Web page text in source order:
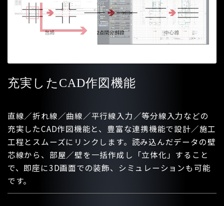
充実したCAD作図機能
直線／折れ線／曲線／平行線入力／等分線入力などの
充実したCAD作図機能と、豊富な連携機能で設計／施工
工程とスムーズにリンクします。読み込んだデータの壁
芯線から、部屋／壁を一括作成し「立体化」すること
で、即座に3D画面での装飾、シミュレーションも可能
です。